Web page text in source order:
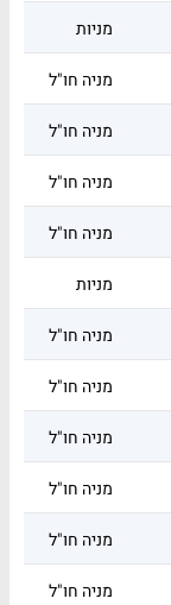
מניות
מניה חו"ל
מניה חו"ל
מניה חו"ל
מניה חו"ל
מניות
מניה חו"ל
מניה חו"ל
מניה חו"ל
מניה חו"ל
מניה חו"ל
מניה חו"ל